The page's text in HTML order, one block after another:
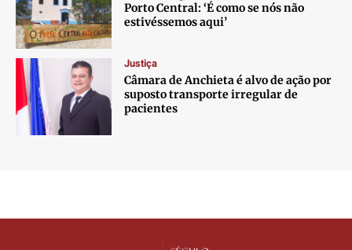
Porto Central: ‘É como se nós não
estivéssemos aqui’
Justiça
Câmara de Anchieta é alvo de ação por
suposto transporte irregular de
pacientes